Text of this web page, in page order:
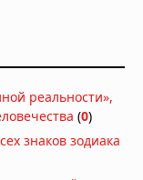
реальности»,
(0)
знаков зодиака